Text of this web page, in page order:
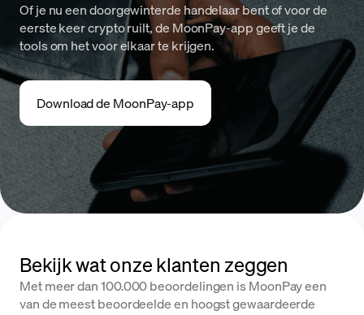
Of je nu een doorgewinterde handelaar bent of voor de
eerste keer crypto ruilt, de MoonPay-app geeft je de
tools om het voor elkaar te krijgen.
Download de MoonPay-app
Bekijk wat onze klanten zeggen
Met meer dan 100.000 beoordelingen is MoonPay een
van de meest beoordeelde en hoogst gewaardeerde